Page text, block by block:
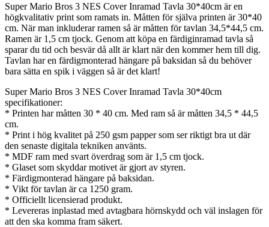
Super Mario Bros 3 NES Cover Inramad Tavla 30*40cm är en
högkvalitativ print som ramats in. Måtten för själva printen är 30*40
cm. När man inkluderar ramen så är måtten för tavlan 34,5*44,5 cm.
Ramen är 1,5 cm tjock. Genom att köpa en färdiginramad tavla så
sparar du tid och besvär då allt är klart när den kommer hem till dig.
Tavlan har en färdigmonterad hängare på baksidan så du behöver
bara sätta en spik i väggen så är det klart!
Super Mario Bros 3 NES Cover Inramad Tavla 30*40cm
specifikationer:
* Printen har måtten 30 * 40 cm. Med ram så är måtten 34,5 * 44,5
cm.
* Print i hög kvalitet på 250 gsm papper som ser riktigt bra ut där
den senaste digitala tekniken använts.
* MDF ram med svart överdrag som är 1,5 cm tjock.
* Glaset som skyddar motivet är gjort av styren.
* Färdigmonterad hängare på baksidan.
* Vikt för tavlan är ca 1250 gram.
* Officiellt licensierad produkt.
* Levereras inplastad med avtagbara hörnskydd och väl inslagen för
att den ska komma fram säkert.